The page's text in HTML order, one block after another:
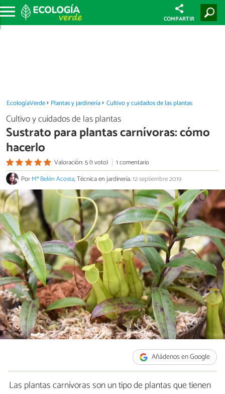
COMPARTIR
EcologíaVerde Plantas y jardinería Cultivo y cuidados de las plantas
Cultivo y cuidados de las plantas
Sustrato para plantas carnívoras: cómo
hacerlo
Valoración: 5 (1 voto)
1 comentario
PorMª Belén Acosta, Técnica en jardinería.12 septiembre 2019
Añádenos en Google
Las plantas carnívoras son un tipo de plantas que tienen